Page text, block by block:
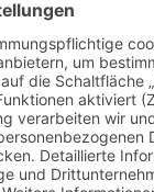
Abo...
Anzeigen...
Kontakt...